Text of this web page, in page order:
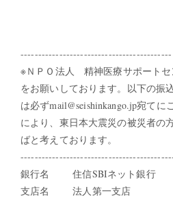
-------------------------------------------
※ＮＰＯ法人 精神医療サポートセ
をお願いしております。以下の振
は必ずmail@seishinkango.jp宛て
により、東日本大震災の被災者の
ばと考えております。
銀行名 住信SBIネット銀行
支店名 法人第一支店